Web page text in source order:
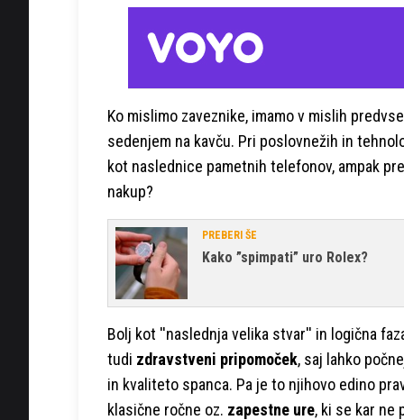
Ko mislimo zaveznike, imamo v mislih
sedenjem na kavču. Pri poslovnežih in
kot naslednice pametnih telefonov, ampak
nakup?
PREBERI ŠE
Kako ”spimpati” uro Rolex?
Bolj kot ''naslednja velika stvar'' in logična
tudi zdravstveni pripomoček, saj lahko
in kvaliteto spanca. Pa je to njihovo edino
klasične ročne oz. zapestne ure, ki se kar ne